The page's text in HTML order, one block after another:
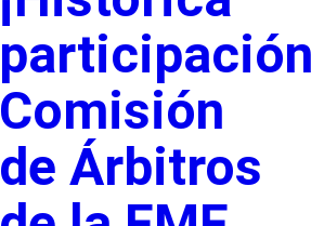
Comisión
de Árbitros